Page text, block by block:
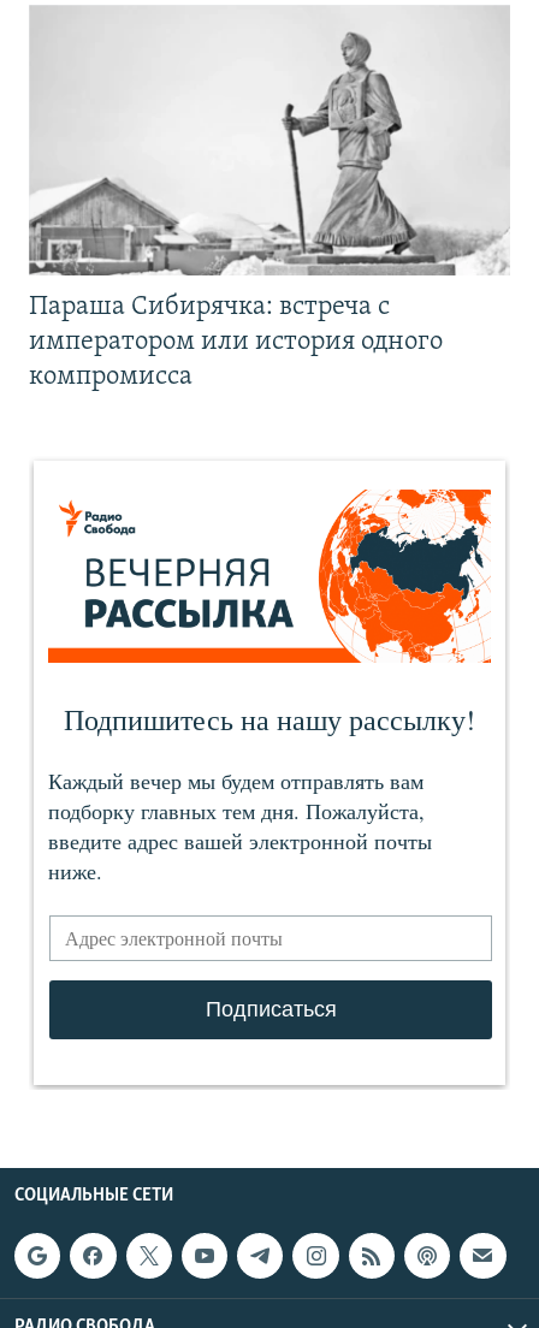
Параша Сибирячка: встреча с
императором или история одного
компромисса
СОЦИАЛЬНЫЕ СЕТИ